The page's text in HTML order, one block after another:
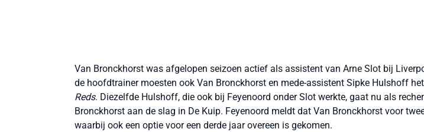
Van Bronckhorst was afgelopen seizoen actief als assistent van Arne Slot bij
de hoofdtrainer moesten ook Van Bronckhorst en mede-assistent Sipke Hulshoff
Reds. Diezelfde Hulshoff, die ook bij Feyenoord onder Slot werkte, gaat nu als
Bronckhorst aan de slag in De Kuip. Feyenoord meldt dat Van Bronckhorst voor
waarbij ook een optie voor een derde jaar overeen is gekomen.